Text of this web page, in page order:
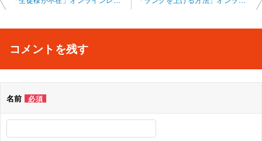
ビ
シ
コメントを残す
名前 必須